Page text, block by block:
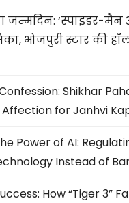
जन्मदिन: ‘स्पाइडर-मैन
भोजपुरी स्टार की
Shikhar
Affection for Janhvi
Power of AI:
Instead of
How “Tiger 3”